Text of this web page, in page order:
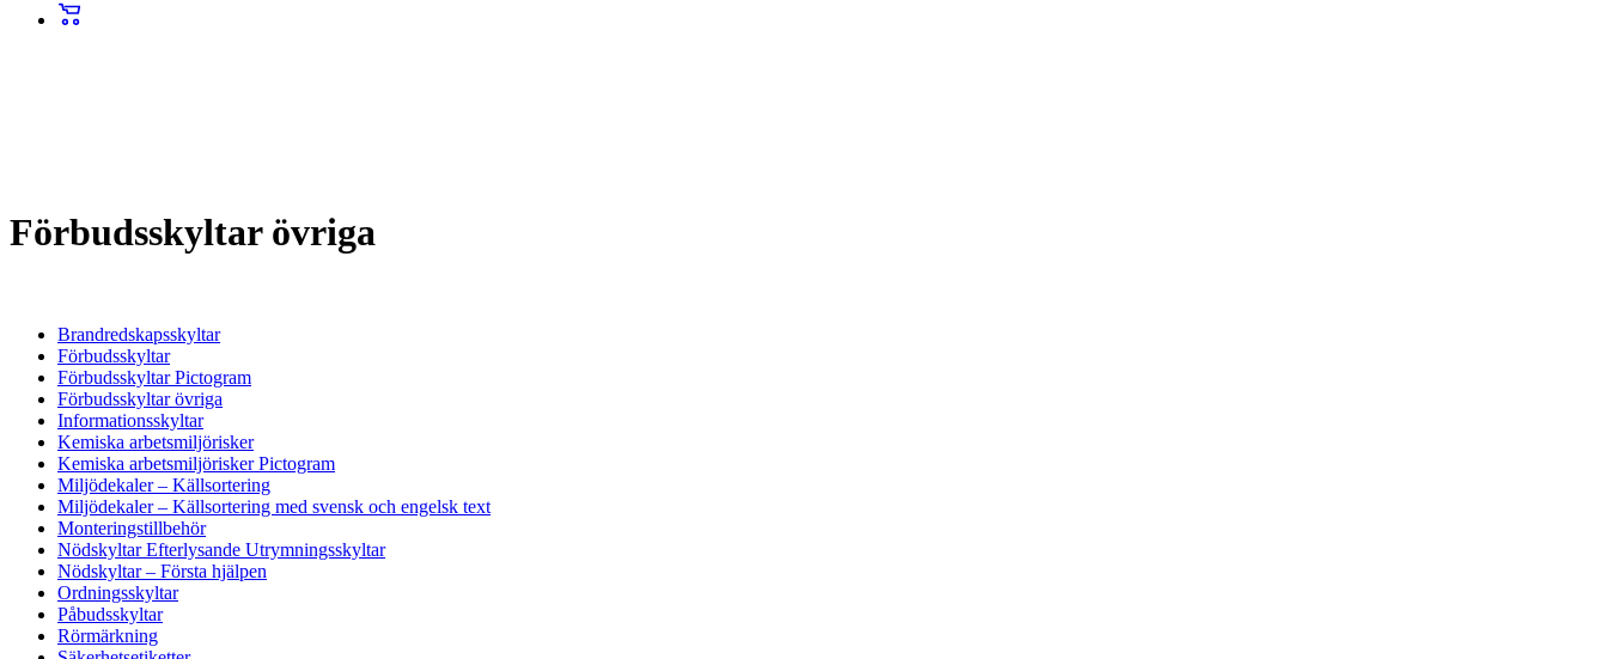
Förbudsskyltar övriga
Brandredskapsskyltar
Förbudsskyltar
Förbudsskyltar Pictogram
Förbudsskyltar övriga
Informationsskyltar
Kemiska arbetsmiljörisker
Kemiska arbetsmiljörisker Pictogram
Miljödekaler – Källsortering
Miljödekaler – Källsortering med svensk och engelsk text
Monteringstillbehör
Nödskyltar Efterlysande Utrymningsskyltar
Nödskyltar – Första hjälpen
Ordningsskyltar
Påbudsskyltar
Rörmärkning